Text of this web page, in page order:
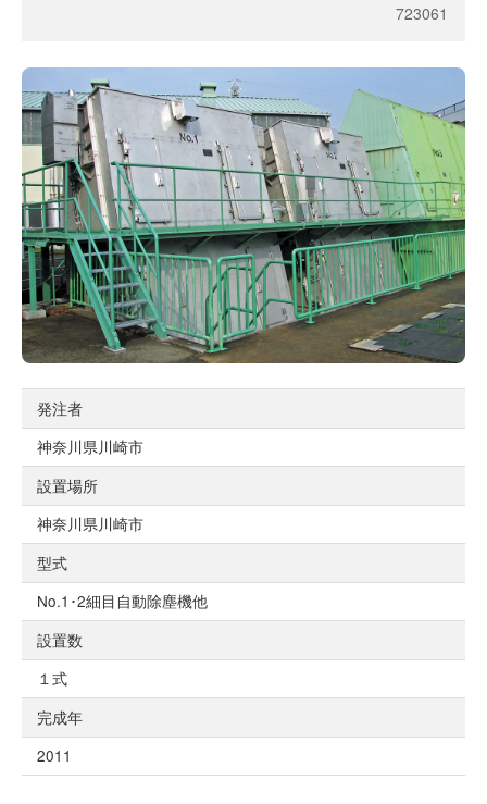
723061
発注者
神奈川県川崎市
設置場所
神奈川県川崎市
型式
No.1･2細目自動除塵機他
設置数
１式
完成年
2011